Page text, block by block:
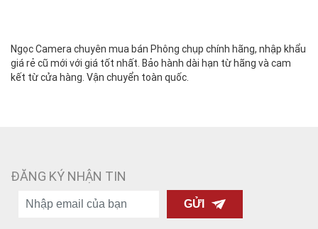
Ngọc Camera chuyên mua bán Phông chụp chính hãng, nhập khẩu
giá rẻ cũ mới với giá tốt nhất. Bảo hành dài hạn từ hãng và cam
kết từ cửa hàng. Vận chuyển toàn quốc.
ĐĂNG KÝ NHẬN TIN
GỬI